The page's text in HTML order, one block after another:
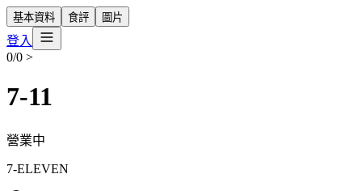
基本資料 食評 圖片
登入
0/0 >
7-11
營業中
7-ELEVEN